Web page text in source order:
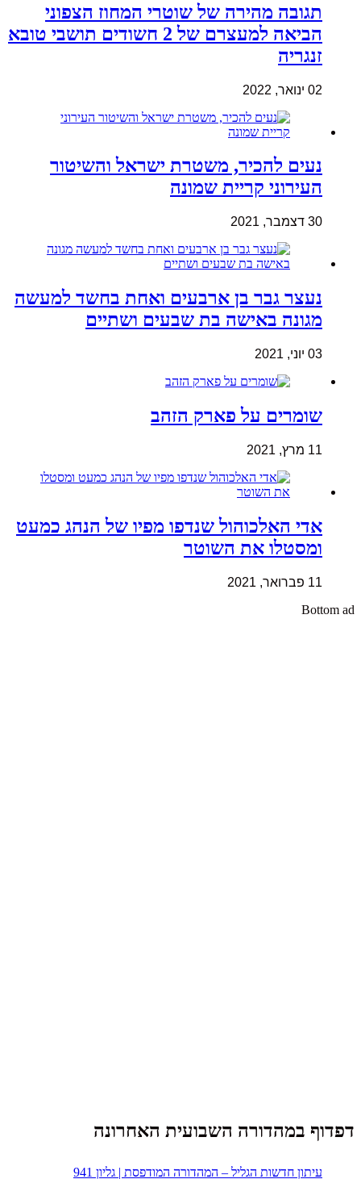
תגובה מהירה של שוטרי המחוז הצפוני
הביאה למעצרם של 2 חשודים תושבי טובא
זנגריה
02 ינואר, 2022
נעים להכיר, משטרת ישראל והשיטור
העירוני קריית שמונה
30 דצמבר, 2021
נעצר גבר בן ארבעים ואחת בחשד למעשה
מגונה באישה בת שבעים ושתיים
03 יוני, 2021
שומרים על פארק הזהב
11 מרץ, 2021
אדי האלכוהול שנדפו מפיו של הנהג כמעט
ומסטלו את השוטר
11 פברואר, 2021
Bottom ad
דפדוף במהדורה השבועית האחרונה
עיתון חדשות הגליל – המהדורה המודפסת | גליון 941